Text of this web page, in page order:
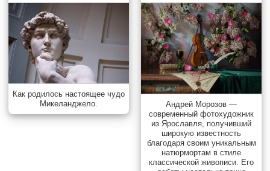
Как родилось настоящее чудо
Микеланджело.
Андрей Морозов —
современный фотохудожник
из Ярославля, получивший
широкую известность
благодаря своим уникальным
натюрмортам в стиле
классической живописи. Его